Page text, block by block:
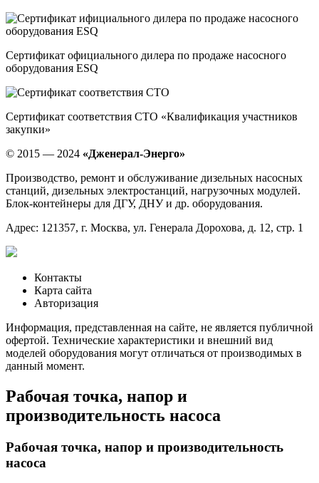
Сертификат официального дилера по продаже насосного
оборудования ESQ
Сертификат соответствия СТО «Квалификация участников
закупки»
© 2015 — 2024 «Дженерал-Энерго»
Производство, ремонт и обслуживание дизельных насосных
станций, дизельных электростанций, нагрузочных модулей.
Блок-контейнеры для ДГУ, ДНУ и др. оборудования.
Адрес: 121357, г. Москва, ул. Генерала Дорохова, д. 12, стр. 1
Контакты
Карта сайта
Авторизация
Информация, представленная на сайте, не является публичной
офертой. Технические характеристики и внешний вид
моделей оборудования могут отличаться от производимых в
данный момент.
Рабочая точка, напор и
производительность насоса
Рабочая точка, напор и производительность
насоса